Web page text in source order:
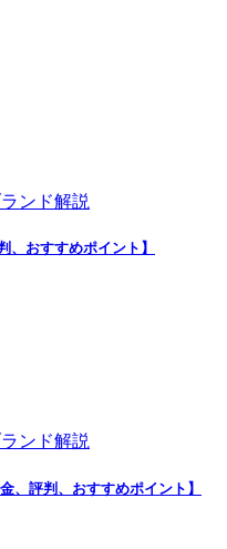
ンド解説
、おすすめポイント】
ンド解説
、評判、おすすめポイント】